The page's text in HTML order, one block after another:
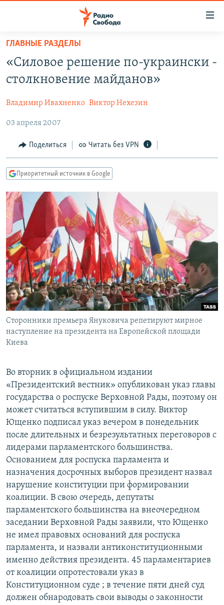
упрощенного
доступа
основному
Вернутся
главной
навигации
Вернутся
поиску
ЦИТАТЫ СВОБОДЫ
МНЕНИЯ
КУЛЬТУРА
IDEL.РЕАЛИИ
КАВКАЗ.РЕАЛИИ
СЕВЕР.РЕАЛИИ
СИБИРЬ.РЕАЛИИ
РАСПИСАНИЕ ВЕЩАНИЯ
ПОДПИШИТЕСЬ НА РАССЫЛКУ
СОЦИАЛЬНЫЕ СЕТИ
Все сайты РСЕ/РС
ГЛАВНЫЕ РАЗДЕЛЫ
«Силовое решение по-украински -
столкновение майданов»
Владимир Ивахненко Виктор Нехезин
03 апреля 2007
Поделиться Читать без VPN
Приоритетный источник в Google
Сторонники премьера Януковича репетируют мирное
наступление на президента на Европейской площади
Киева
Во вторник в официальном издании
«Президентский вестник» опубликован указ главы
государства о роспуске Верховной Рады, поэтому он
может считаться вступившим в силу. Виктор
Ющенко подписал указ вечером в понедельник
после длительных и безрезультатных переговоров с
лидерами парламентского большинства.
Основанием для роспуска парламента и
назначения досрочных выборов президент назвал
нарушение конституции при формировании
коалиции. В свою очередь, депутаты
парламентского большинства на внеочередном
заседании Верховной Рады заявили, что Ющенко
не имел правовых оснований для роспуска
парламента, и назвали антиконституционными
именно действия президента. 45 парламентариев
от коалиции опротестовали указ в
Конституционном суде ; в течение пяти дней суд
должен обнародовать свои выводы о законности